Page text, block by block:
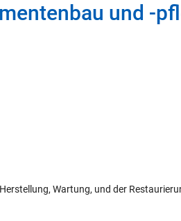
und -
Wartung, und der